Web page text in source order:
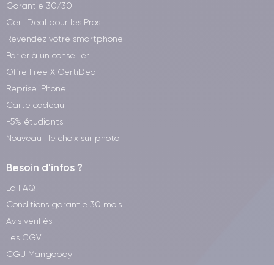
Garantie 30/30
CertiDeal pour les Pros
Revendez votre smartphone
Parler à un conseiller
Offre Free X CertiDeal
Reprise iPhone
Carte cadeau
-5% étudiants
Nouveau : le choix sur photo
Besoin d'infos ?
La FAQ
Conditions garantie 30 mois
Avis vérifiés
Les CGV
CGU Mangopay